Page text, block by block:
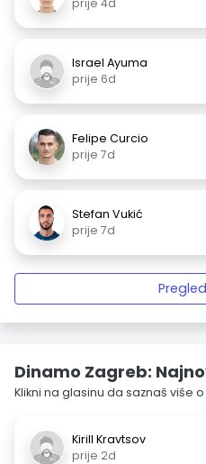
prije 4d
Israel Ayuma
prije 6d
Felipe Curcio
prije 7d
Stefan Vukić
prije 7d
Dinamo Zagreb:
Klikni na glasinu da saznaš više
Kirill Kravtsov
prije 2d